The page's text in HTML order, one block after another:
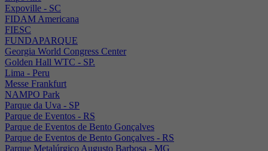
Expoville - SC
FIDAM Americana
FIESC
FUNDAPARQUE
Georgia World Congress Center
Golden Hall WTC - SP.
Lima - Peru
Messe Frankfurt
NAMPO Park
Parque da Uva - SP
Parque de Eventos - RS
Parque de Eventos de Bento Gonçalves
Parque de Eventos de Bento Gonçalves - RS
Parque Metalúrgico Augusto Barbosa - MG